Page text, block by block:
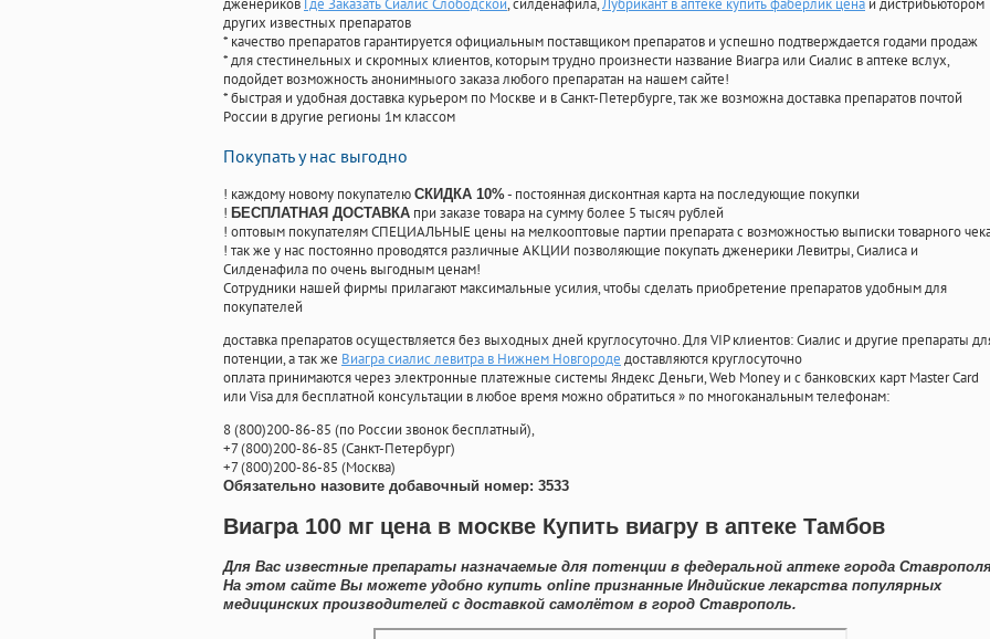
дженериков Где Заказать Сиалис Слободской, силденафила,Лубрикант в аптеке купить фаберлик цена и дистрибьютором
других известных препаратов
* качество препаратов гарантируется официальным поставщиком препаратов и успешно подтверждается годами продаж
* для стестинельных и скромных клиентов, которым трудно произнести название Виагра или Сиалис в аптеке вслух,
подойдет возможность анонимныого заказа любого препаратан на нашем сайте!
* быстрая и удобная доставка курьером по Москве и в Санкт-Петербурге, так же возможна доставка препаратов почтой
России в другие регионы 1м классом
Покупать у нас выгодно
! каждому новому покупателю СКИДКА 10%- постоянная дисконтная карта на последующие покупки
! БЕСПЛАТНАЯ ДОСТАВКА при заказе товара на сумму более 5 тысяч рублей
! оптовым покупателям СПЕЦИАЛЬНЫЕ цены на мелкооптовые партии препарата с возможностью выписки товарного
! так же у нас постоянно проводятся различные АКЦИИ позволяющие покупать дженерики Левитры, Сиалиса и
Силденафила по очень выгодным ценам!
Cотрудники нашей фирмы прилагают максимальные усилия, чтобы сделать приобретение препаратов удобным для
покупателей
доставка препаратов осуществляется без выходных дней круглосуточно. Для VIP клиентов: Сиалис и другие препараты
потенции, а так же Виагра сиалис левитра в Нижнем Новгороде доставляются круглосуточно
оплата принимаются через электронные платежные системы Яндекс Деньги, Web Money и с банковских карт Master Card
или Visa для бесплатной консультации в любое время можно обратиться» по многоканальным телефонам:
8(800)200-86-85 (по России звонок бесплатный),
+7(800)200-86-85 (Санкт-Петербург)
+7(800)200-86-85 (Москва)
Обязательно назовите добавочный номер: 3533
Виагра 100 мг цена в москве Купить виагру в аптеке Тамбов
Для Вас известные препараты назначаемые для потенции в федеральной аптеке города
На этом сайте Вы можете удобно купить online признанные Индийские лекарства популярных
медицинских производителей с доставкой самолётом в город Ставрополь.